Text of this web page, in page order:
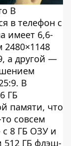
В
в телефон с
имеет 6,6-
а другой —
В
ГБ
памяти, что
совсем
8 ГБ ОЗУ и
512 ГБ флэш-